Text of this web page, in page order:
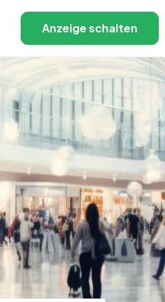
Anzeige schalten